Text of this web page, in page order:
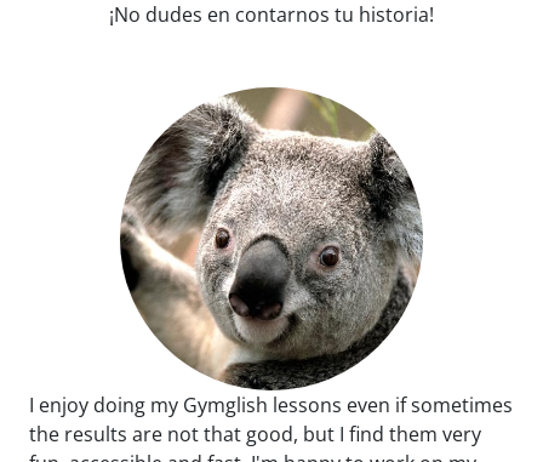
¡No dudes en contarnos tu historia!
I enjoy doing my Gymglish lessons even if sometimes
the results are not that good, but I find them very